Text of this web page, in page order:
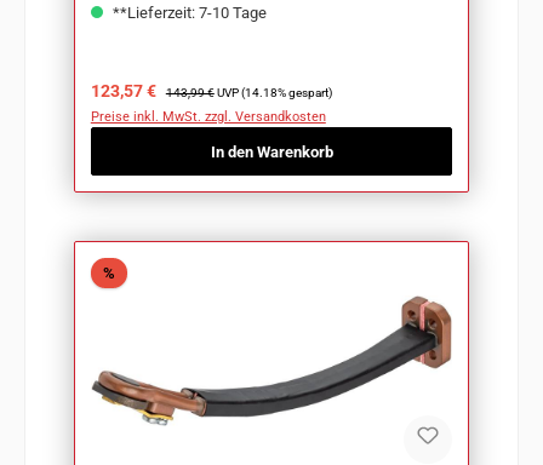
**Lieferzeit: 7-10 Tage
Verkaufspreis:
123,57 € Regulärer Preis:
143,99 € UVP (14.18% gespart)
Preise inkl. MwSt. zzgl. Versandkosten
In den Warenkorb
%Rabatt